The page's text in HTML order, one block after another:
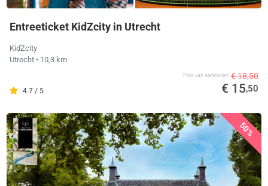
Entreeticket KidZcity in Utrecht
KidZcity
Utrecht • 10,3 km
4.7 / 5
Prijs van aanbieder € 18,50
€ 15,50
50%